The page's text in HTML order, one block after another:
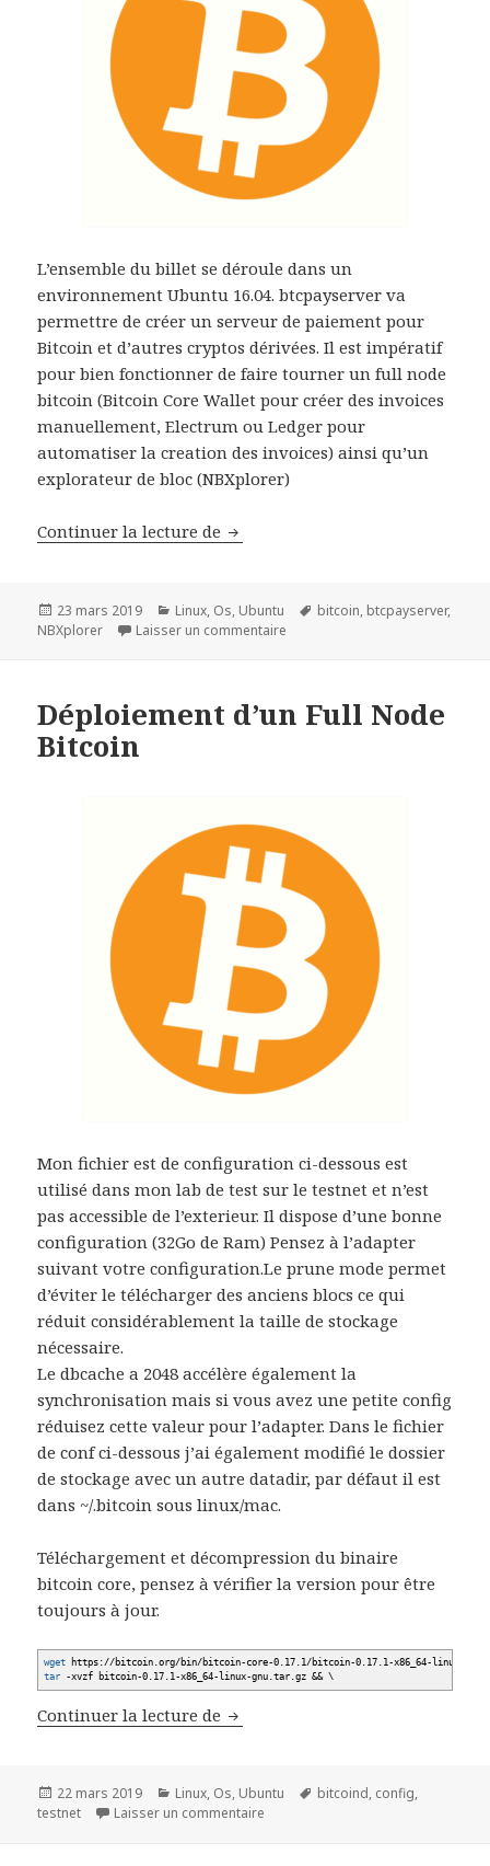
L’ensemble du billet se déroule dans un
environnement Ubuntu 16.04. btcpayserver va
permettre de créer un serveur de paiement pour
Bitcoin et d’autres cryptos dérivées. Il est impératif
pour bien fonctionner de faire tourner un full node
bitcoin (Bitcoin Core Wallet pour créer des invoices
manuellement, Electrum ou Ledger pour
automatiser la creation des invoices) ainsi qu’un
explorateur de bloc (NBXplorer)
Continuer la lecture de Déploiement Serveur de
Publié
le
23 mars 2019 Catégories
Linux, Os, Ubuntu
Mots-
bitcoin, btcpayserver,
NBXplorer
Laisser un commentaire
Déploiement d’un Full Node
Bitcoin
Mon fichier est de configuration ci-dessous est
utilisé dans mon lab de test sur le testnet et n’est
pas accessible de l’exterieur. Il dispose d’une bonne
configuration (32Go de Ram) Pensez à l’adapter
suivant votre configuration.Le prune mode permet
d’éviter le télécharger des anciens blocs ce qui
réduit considérablement la taille de stockage
nécessaire.
Le dbcache a 2048 accélère également la
synchronisation mais si vous avez une petite config
réduisez cette valeur pour l’adapter. Dans le fichier
de conf ci-dessous j’ai également modifié le dossier
de stockage avec un autre datadir, par défaut il est
dans ~/.bitcoin sous linux/mac.
Téléchargement et décompression du binaire
bitcoin core, pensez à vérifier la version pour être
toujours à jour.
wget https: //bitcoin.org/bin/bitcoin-core-0.17.1 /bitcoin-0.17.1-x86_64-linux-
tar -xvzf bitcoin-0.17.1-x86_64-linux-gnu.tar.gz&&\
Continuer la lecture de Déploiement d’un Full Node
Publié
le
22 mars 2019 Catégories
Linux, Os, Ubuntu
Mots-
bitcoind, config,
testnet
Laisser un commentaire